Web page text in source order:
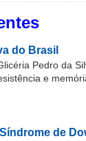
do Brasil
Pedro da
e
de